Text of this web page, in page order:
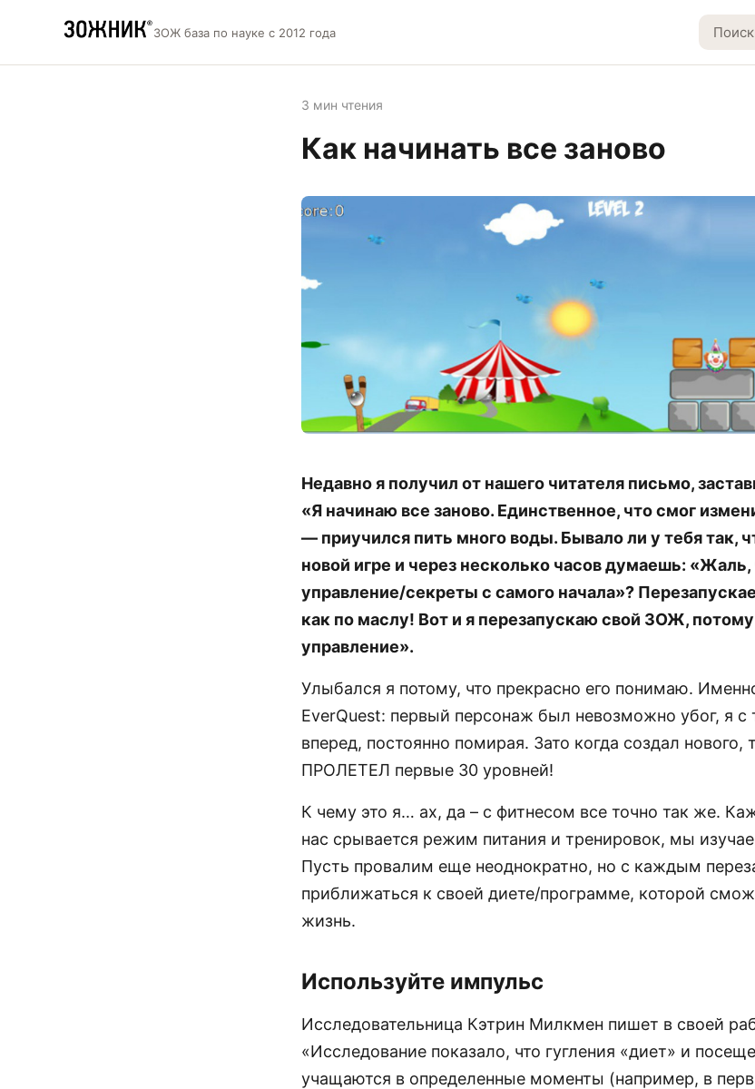
ЗОЖ база по науке с 2012 года
3 мин чтения
Как начинать все заново
Недавно я получил от нашего читателя письмо,
«Я начинаю все заново. Единственное, что смог
— приучился пить много воды. Бывало ли у тебя так,
новой игре и через несколько часов думаешь: «Жаль,
управление/секреты с самого начала»?
как по маслу! Вот и я перезапускаю свой ЗОЖ,
управление».
Улыбался я потому, что прекрасно его понимаю.
EverQuest: первый персонаж был невозможно убог, я с
вперед, постоянно помирая. Зато когда создал нового,
ПРОЛЕТЕЛ первые 30 уровней!
К чему это я… ах, да – с фитнесом все точно так же.
нас срывается режим питания и тренировок, мы
Пусть провалим еще неоднократно, но с каждым
приближаться к своей диете/программе, которой
жизнь.
Используйте импульс
Исследовательница Кэтрин Милкмен пишет в своей
«Исследование показало, что гугления «диет» и
учащаются в определенные моменты (например, в